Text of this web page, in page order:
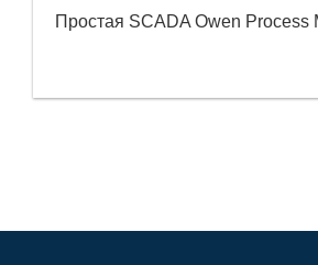
Простая SCADA Owen Process